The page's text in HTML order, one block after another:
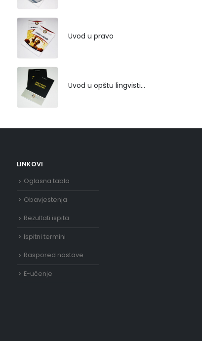
Uvod u pravo
Uvod u opštu lingvistiku
LINKOVI
Oglasna tabla
Obavjestenja
Rezultati ispita
Ispitni termini
Raspored nastave
E-učenje